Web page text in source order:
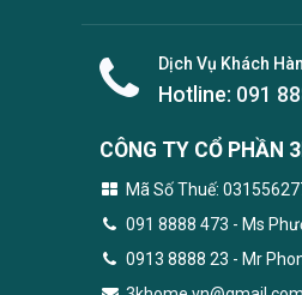
Dịch Vụ Khách
Hotline: 091
CÔNG TY CỔ PHẦN
Mã Số Thuế:
091 8888 473 - Ms
0913 8888 23 - Mr